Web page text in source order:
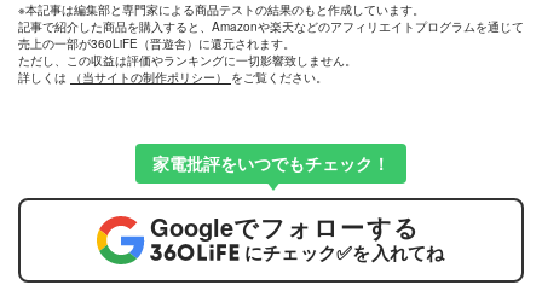
※本記事は編集部と専門家による商品テストの結果のもと作成しています。
記事で紹介した商品を購入すると、Amazonや楽天などのアフィリエイトプログラムを通じて
売上の一部が360LiFE（晋遊舎）に還元されます。
ただし、この収益は評価やランキングに一切影響致しません。
詳しくは
（当サイトの制作ポリシー） をご覧ください。
家電批評をいつでもチェック！
Googleでフォローする
にチェック✅を入れてね